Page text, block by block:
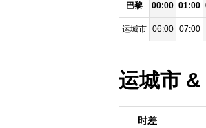
巴黎 00:00 01:00
运城市 06:00 07:00
运城市
时差